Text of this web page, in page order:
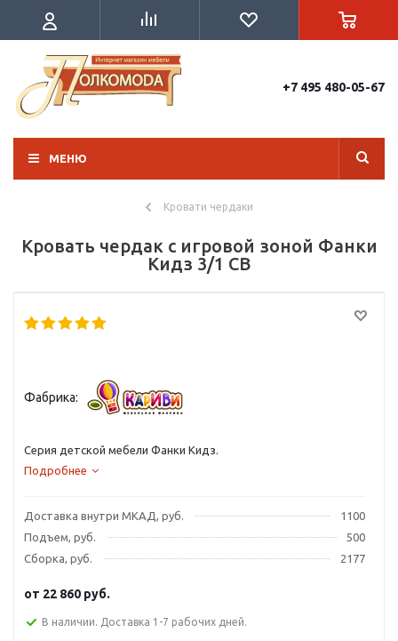
+7 495 480-05-67
МЕНЮ
Кровати чердаки
Кровать чердак с игровой зоной Фанки
Кидз 3/1 СВ
Фабрика:
Серия детской мебели Фанки Кидз.
Подробнее
Доставка внутри МКАД, руб.
1100
Подъем, руб.
500
Сборка, руб.
2177
от 22 860 руб.
В наличии. Доставка 1-7 рабочих дней.